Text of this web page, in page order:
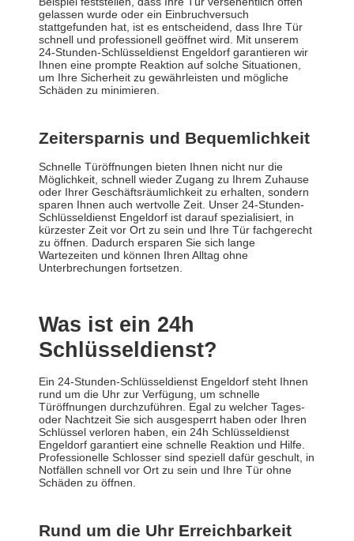
gelassen wurde oder ein Einbruchversuch
stattgefunden hat, ist es entscheidend, dass Ihre Tür
schnell und professionell geöffnet wird. Mit unserem
24-Stunden-Schlüsseldienst Engeldorf garantieren wir
Ihnen eine prompte Reaktion auf solche Situationen,
um Ihre Sicherheit zu gewährleisten und mögliche
Schäden zu minimieren.
Zeitersparnis und Bequemlichkeit
Schnelle Türöffnungen bieten Ihnen nicht nur die
Möglichkeit, schnell wieder Zugang zu Ihrem Zuhause
oder Ihrer Geschäftsräumlichkeit zu erhalten, sondern
sparen Ihnen auch wertvolle Zeit. Unser 24-Stunden-
Schlüsseldienst Engeldorf ist darauf spezialisiert, in
kürzester Zeit vor Ort zu sein und Ihre Tür fachgerecht
zu öffnen. Dadurch ersparen Sie sich lange
Wartezeiten und können Ihren Alltag ohne
Unterbrechungen fortsetzen.
Was ist ein 24h
Schlüsseldienst?
Ein 24-Stunden-Schlüsseldienst Engeldorf steht Ihnen
rund um die Uhr zur Verfügung, um schnelle
Türöffnungen durchzuführen. Egal zu welcher Tages-
oder Nachtzeit Sie sich ausgesperrt haben oder Ihren
Schlüssel verloren haben, ein 24h Schlüsseldienst
Engeldorf garantiert eine schnelle Reaktion und Hilfe.
Professionelle Schlosser sind speziell dafür geschult, in
Notfällen schnell vor Ort zu sein und Ihre Tür ohne
Schäden zu öffnen.
Rund um die Uhr Erreichbarkeit